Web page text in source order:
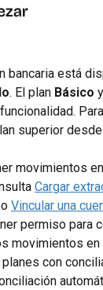
bancaria está
. El plan Básico
superior desde
movimientos
Cargar
o Vincular una
permiso para
movimientos
con